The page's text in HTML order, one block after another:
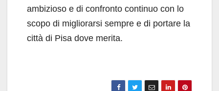
ambizioso e di confronto continuo con lo
scopo di migliorarsi sempre e di portare la
città di Pisa dove merita.